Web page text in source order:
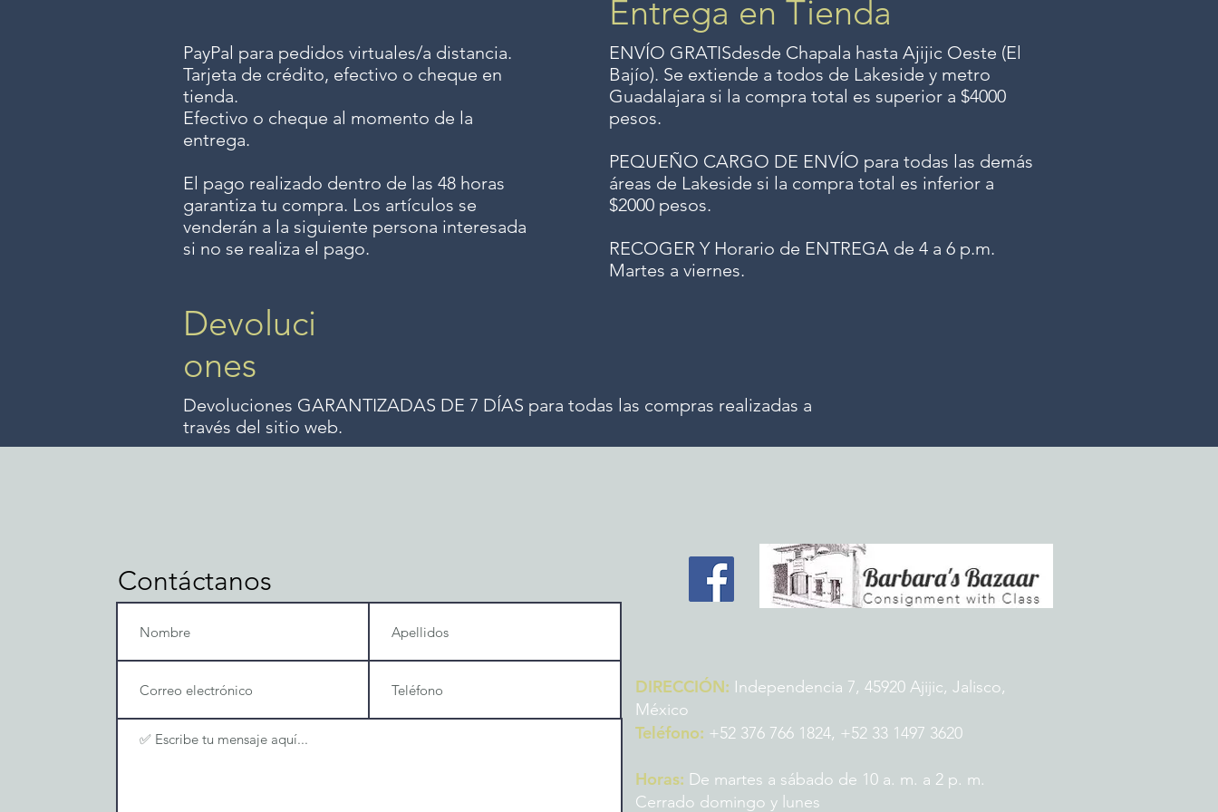
PayPal para pedidos virtuales/a distancia.
Tarjeta de crédito, efectivo o cheque en
tienda.
Efectivo o cheque al momento de la
entrega.
El pago realizado dentro de las 48 horas
garantiza tu compra. Los artículos se
venderán a la siguiente persona interesada
si no se realiza el pago.
Entrega en Tienda
ENVÍO GRATISdesde Chapala hasta Ajijic Oeste (El
Bajío). Se extiende a todos de Lakeside y metro
Guadalajara si la compra total es superior a $4000
pesos.
PEQUEÑO CARGO DE ENVÍO para todas las demás
áreas de Lakeside si la compra total es inferior a
$2000 pesos.
RECOGER Y Horario de ENTREGA de 4 a 6 p.m.
Martes a viernes.
Devoluci
ones
Devoluciones GARANTIZADAS DE 7 DÍAS para todas las compras realizadas a
través del sitio web.
Contáctanos
DIRECCIÓN: Independencia 7, 45920 Ajijic, Jalisco,
México
Teléfono: +52 376 766 1824, +52 33 1497 3620
Horas: De martes a sábado de 10 a. m. a 2 p. m.
Cerrado domingo y lunes